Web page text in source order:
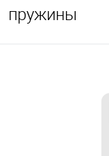
пружины